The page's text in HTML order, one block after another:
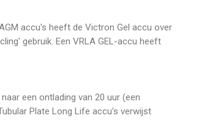
accu's heeft de Victron Gel accu over
gebruik. Een VRLA GEL-accu heeft
een ontlading van 20 uur (een
Plate Long Life accu's verwijst